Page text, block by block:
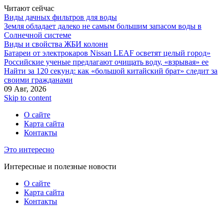
Читают сейчас
Виды дачных фильтров для воды
Земля обладает далеко не самым большим запасом воды в
Солнечной системе
Виды и свойства ЖБИ колонн
Батареи от электрокаров Nissan LEAF осветят целый город»
Российские ученые предлагают очищать воду, «взрывая» ее
Найти за 120 секунд: как «большой китайский брат» следит за
своими гражданами
09 Авг, 2026
Skip to content
О сайте
Карта сайта
Контакты
Это интересно
Интересные и полезные новости
О сайте
Карта сайта
Контакты